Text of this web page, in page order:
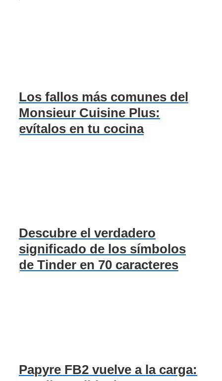
Los fallos más comunes del
Monsieur Cuisine Plus:
evítalos en tu cocina
Descubre el verdadero
significado de los símbolos
de Tinder en 70 caracteres
Papyre FB2 vuelve a la carga: